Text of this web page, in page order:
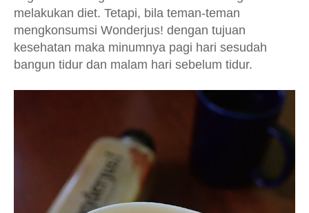
melakukan diet. Tetapi, bila teman-teman
mengkonsumsi Wonderjus! dengan tujuan
kesehatan maka minumnya pagi hari sesudah
bangun tidur dan malam hari sebelum tidur.